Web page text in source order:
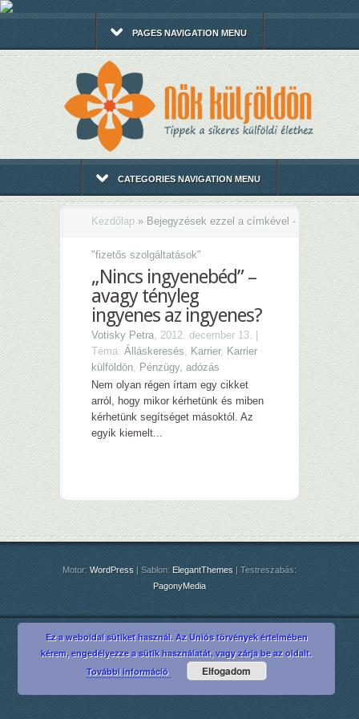
PAGES NAVIGATION MENU
CATEGORIES NAVIGATION MENU
Kezdőlap » Bejegyzések ezzel a címkével -
"fizetős szolgáltatások"
„Nincs ingyenebéd” –
avagy tényleg
ingyenes az ingyenes?
Votisky Petra, 2012. december 13. |
Téma: Álláskeresés, Karrier, Karrier
külföldön, Pénzügy, adózás
Nem olyan régen írtam egy cikket
arról, hogy mikor kérhetünk és miben
kérhetünk segítséget másoktól. Az
egyik kiemelt...
Motor: WordPress | Sablon: ElegantThemes | Testreszabás:
PagonyMedia
Ez a weboldal sütiket használ. Az Uniós törvények értelmében
kérem, engedélyezze a sütik használatát, vagy zárja be az oldalt.
További információ
Elfogadom